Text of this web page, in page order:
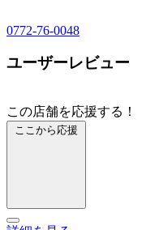
0772-76-0048
ユーザーレビュー
この店舗を応援する！
ここから応援